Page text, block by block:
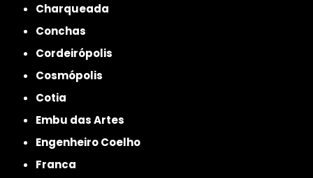
Charqueada
Conchas
Cordeirópolis
Cosmópolis
Cotia
Embu das Artes
Engenheiro Coelho
Franca